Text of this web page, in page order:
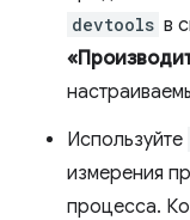
devtools в
Используйте
измерения
процесса.